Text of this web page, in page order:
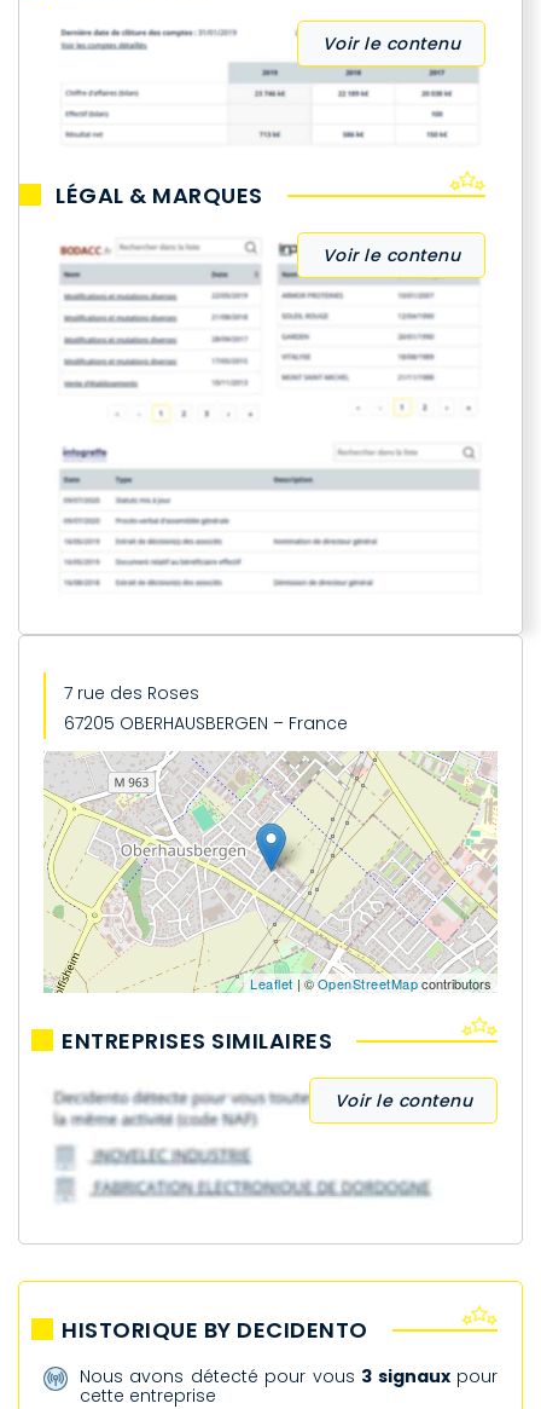
Voir le contenu
LÉGAL & MARQUES
Voir le contenu
7 rue des Roses
67205 OBERHAUSBERGEN – France
Leaflet | ©OpenStreetMapcontributors
ENTREPRISES SIMILAIRES
Voir le contenu
HISTORIQUE BY DECIDENTO
Nous avons détecté pour vous 3 signauxpour
cette entreprise